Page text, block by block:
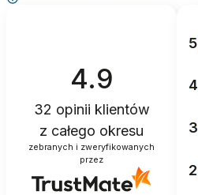
4.9
32 opinii klientów
z całego okresu
zebranych i zweryfikowanych
przez
5
4
3
2